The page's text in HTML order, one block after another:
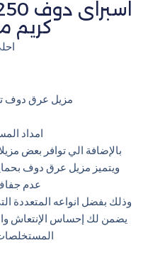
كريم
مزيل عرق دوف
امداد
بالإضافة الي توافر بعض
ويتميز مزيل عرق دوف
عدم جفاف
وذلك بفضل انواعه المتعددة
يضمن لك إحساس الإنتعاش
المستخلصات